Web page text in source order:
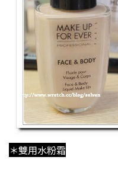
＊雙用水粉霜